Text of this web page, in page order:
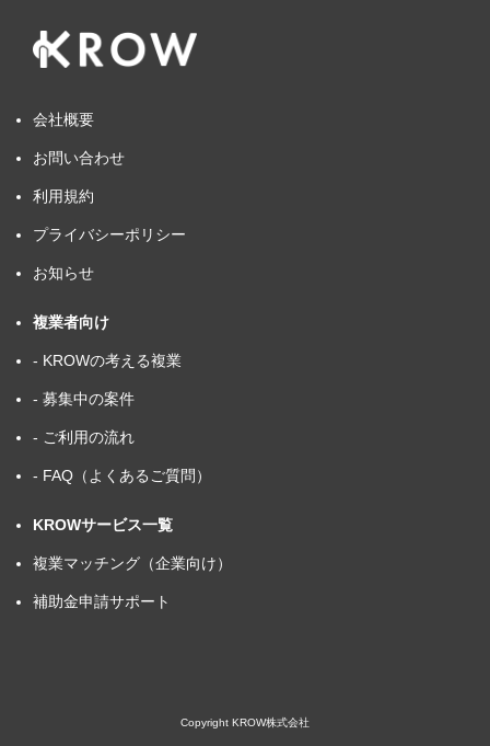
会社概要
お問い合わせ
利用規約
プライバシーポリシー
お知らせ
複業者向け
- KROWの考える複業
- 募集中の案件
- ご利用の流れ
- FAQ（よくあるご質問）
KROWサービス一覧
複業マッチング（企業向け）
補助金申請サポート
Copyright KROW株式会社